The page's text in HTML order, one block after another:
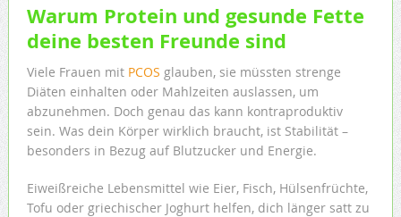
Warum Protein und gesunde Fette
deine besten Freunde sind
Viele Frauen mit PCOS glauben, sie müssten strenge
Diäten einhalten oder Mahlzeiten auslassen, um
abzunehmen. Doch genau das kann kontraproduktiv
sein. Was dein Körper wirklich braucht, ist Stabilität –
besonders in Bezug auf Blutzucker und Energie.
Eiweißreiche Lebensmittel wie Eier, Fisch, Hülsenfrüchte,
Tofu oder griechischer Joghurt helfen, dich länger satt zu